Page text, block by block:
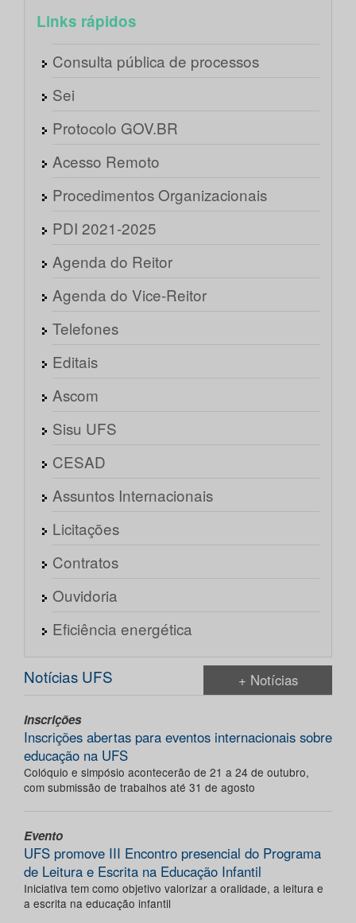
Links rápidos
Consulta pública de processos
Sei
Protocolo GOV.BR
Acesso Remoto
Procedimentos Organizacionais
PDI 2021-2025
Agenda do Reitor
Agenda do Vice-Reitor
Telefones
Editais
Ascom
Sisu UFS
CESAD
Assuntos Internacionais
Licitações
Contratos
Ouvidoria
Eficiência energética
Notícias UFS + Notícias
Inscrições
Inscrições abertas para eventos internacionais sobre
educação na UFS
Colóquio e simpósio acontecerão de 21 a 24 de outubro,
com submissão de trabalhos até 31 de agosto
Evento
UFS promove III Encontro presencial do Programa
de Leitura e Escrita na Educação Infantil
Iniciativa tem como objetivo valorizar a oralidade, a leitura e
a escrita na educação infantil